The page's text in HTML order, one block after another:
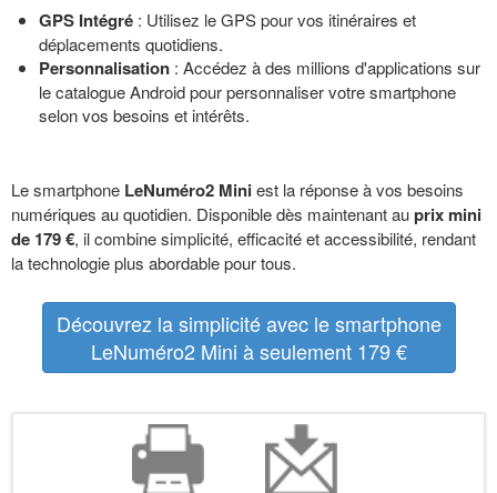
GPS Intégré : Utilisez le GPS pour vos itinéraires et
déplacements quotidiens.
Personnalisation : Accédez à des millions d'applications sur
le catalogue Android pour personnaliser votre smartphone
selon vos besoins et intérêts.
Le smartphone LeNuméro2 Miniest la réponse à vos besoins
numériques au quotidien. Disponible dès maintenant auprix mini
de 179 €, il combine simplicité, efficacité et accessibilité, rendant
la technologie plus abordable pour tous.
Découvrez la simplicité avec le smartphone
LeNuméro2 Mini à seulement 179 €